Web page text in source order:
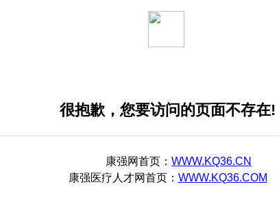
很抱歉，您要访问的页面不存在!
康强网首页： WWW.KQ36.CN
康强医疗人才网首页： WWW.KQ36.COM